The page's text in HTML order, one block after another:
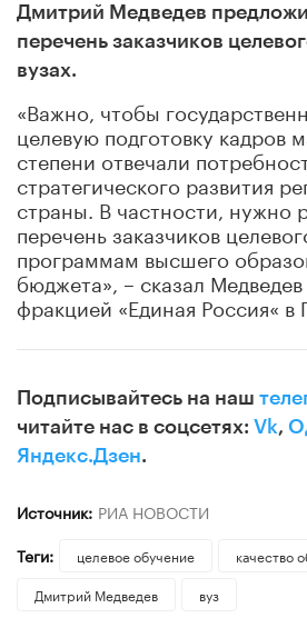
Дмитрий Медведев
перечень заказчиков
вузах.
«Важно, чтобы
целевую подготовку кадров
степени отвечали
стратегического развития
страны. В частности, нужно
перечень заказчиков
программам высшего
бюджета», – сказал
фракцией «Единая Россия« в
Подписывайтесь на наш
читайте нас в соцсетях: Vk,
Яндекс.Дзен.
Источник: РИА НОВОСТИ
Теги:
целевое обучение
качество
Дмитрий Медведев
вуз